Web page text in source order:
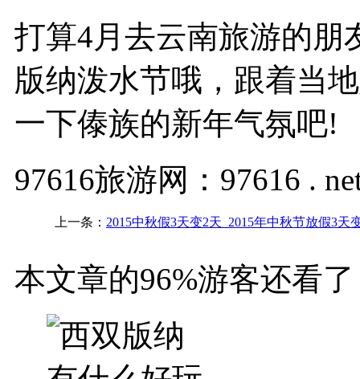
打算4月去云南旅游的朋
版纳泼水节哦，跟着当
一下傣族的新年气氛吧!
97616旅游网：97616 .
上一条： 2015中秋假3天变2天_2015年中秋节放假3天
本文章的96%游客还看